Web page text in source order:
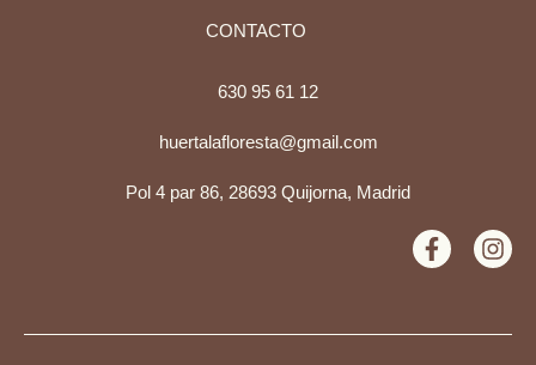
CONTACTO
630 95 61 12
huertalafloresta@gmail.com
Pol 4 par 86, 28693 Quijorna, Madrid